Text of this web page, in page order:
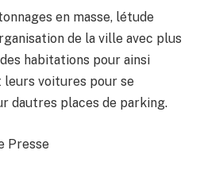
en masse, létude
de la ville avec plus
habitations pour ainsi
voitures pour se
dautres places de parking.
Presse